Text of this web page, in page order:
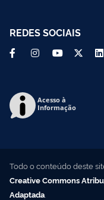
REDES SOCIAIS
Acesso à
Informação
Todo o conteúdo deste
Creative Commons
Adaptada